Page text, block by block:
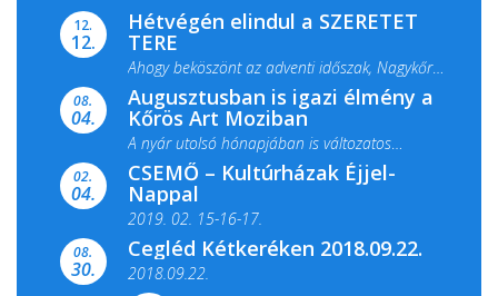
12.
12.
Hétvégén elindul a SZERETET
TERE
Ahogy beköszönt az adventi időszak, Nagykőrös
ismét megtelik ünnepi fénnyel és közös...
08.
04.
Augusztusban is igazi élmény a
Kőrös Art Moziban
A nyár utolsó hónapjában is változatos
filmkínálattal, családi...
02.
04.
CSEMŐ – Kultúrházak Éjjel-
Nappal
2019. 02. 15-16-17.
Színes és tartalmas programokkal várja a
08.
30.
Cegléd Kétkeréken 2018.09.22.
2018.09.22.